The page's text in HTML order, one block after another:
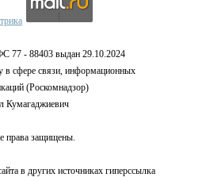
77 - 88403 выдан 29.10.2024
в сфере связи, информационных
(Роскомнадзор)
Кумагаджиевич
права защищены.
в других источниках гиперссылка